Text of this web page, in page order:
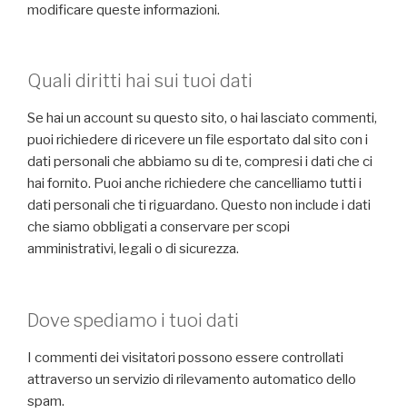
modificare queste informazioni.
Quali diritti hai sui tuoi dati
Se hai un account su questo sito, o hai lasciato commenti,
puoi richiedere di ricevere un file esportato dal sito con i
dati personali che abbiamo su di te, compresi i dati che ci
hai fornito. Puoi anche richiedere che cancelliamo tutti i
dati personali che ti riguardano. Questo non include i dati
che siamo obbligati a conservare per scopi
amministrativi, legali o di sicurezza.
Dove spediamo i tuoi dati
I commenti dei visitatori possono essere controllati
attraverso un servizio di rilevamento automatico dello
spam.